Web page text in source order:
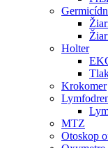
Holter
Krokomer
MTZ
Otoskop